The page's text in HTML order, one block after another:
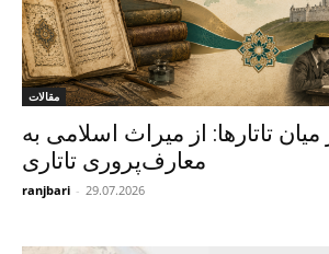
مقالات
تاتارها: از میراث اسلامی به
معارف‌پروری تاتاری
ranjbari - 29.07.2026